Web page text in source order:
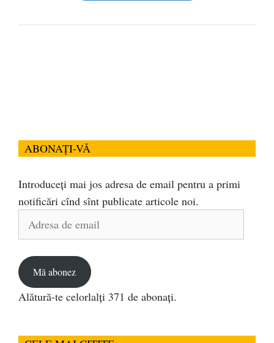
ABONAȚI-VĂ
Introduceți mai jos adresa de email pentru a primi
notificări cînd sînt publicate articole noi.
Adresa
Mă abonez
Alătură-te celorlalți 371 de abonați.